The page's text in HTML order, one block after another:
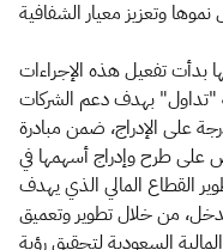
بدأت تفعيل هذه الإجراءات
"تداول" بهدف دعم الشركات
على الإدراج، ضمن مبادرة
على طرح وإدراج أسهمها في
القطاع المالي الذي يهدف
من خلال تطوير وتعميق
السعودية لتحقيق رؤية